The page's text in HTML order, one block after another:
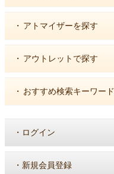
・ アトマイザーを探す
・ アウトレットで探す
・ おすすめ検索キーワード
・ ログイン
・ 新規会員登録